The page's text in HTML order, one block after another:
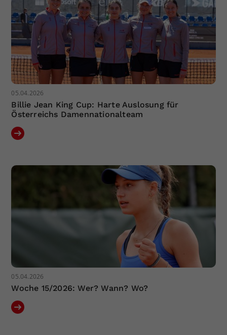
05.04.2026
Billie Jean King Cup: Harte Auslosung für
Österreichs Damennationalteam
05.04.2026
Woche 15/2026: Wer? Wann? Wo?